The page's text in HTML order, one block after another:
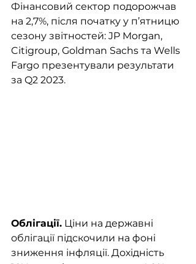
Фінансовий сектор подорожчав
на 2,7%, після початку у п’ятницю
сезону звітностей: JP Morgan,
Citigroup, Goldman Sachs та Wells
Fargo презентували результати
за Q2 2023.
Облігації. Ціни на державні
облігації підскочили на фоні
зниження інфляції. Дохідність